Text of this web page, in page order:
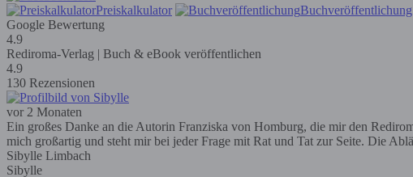
Preiskalkulator
Buchveröffentlichung
Google Bewertung
4.9
Rediroma-Verlag | Buch & eBook veröffentlichen
4.9
130 Rezensionen
vor 2 Monaten
Ein großes Danke an die Autorin Franziska von Homburg, die mir den
mich großartig und steht mir bei jeder Frage mit Rat und Tat zur Seite. Die
Sibylle Limbach
Sibylle